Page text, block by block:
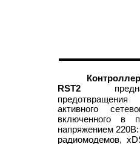
RST2
предотвращения
активного
включенного в
напряжением 220В:
радиомодемов,